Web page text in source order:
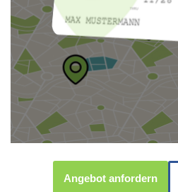
Angebot anfordern